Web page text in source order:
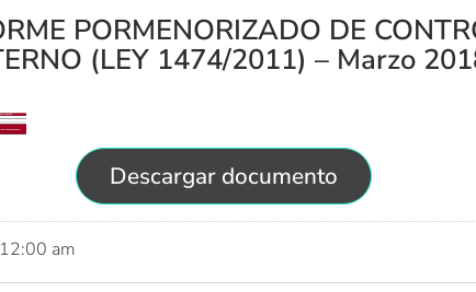
PORMENORIZADO DE
(LEY 1474/2011) – Marzo
Descargar documento
am